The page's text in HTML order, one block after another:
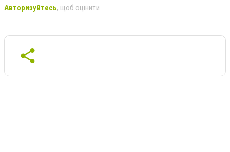
Авторизуйтесь, щоб оцінити